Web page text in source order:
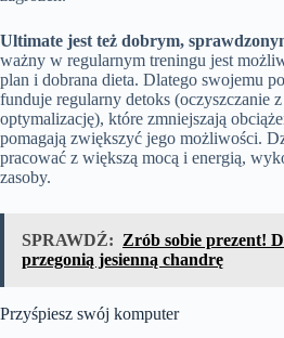
Ultimate jest też dobrym,
ważny w regularnym treningu jest
plan i dobrana dieta. Dlatego swojemu
funduje regularny detoks (oczyszczanie
optymalizację), które zmniejszają
pomagają zwiększyć jego możliwości.
pracować z większą mocą i energią,
zasoby.
SPRAWDŹ: Zrób sobie prezent!
przegonią jesienną chandrę
Przyśpiesz swój komputer